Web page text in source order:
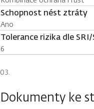
Schopnost nést ztráty
Ano
Tolerance rizika dle SRI/
6
Dokumenty ke